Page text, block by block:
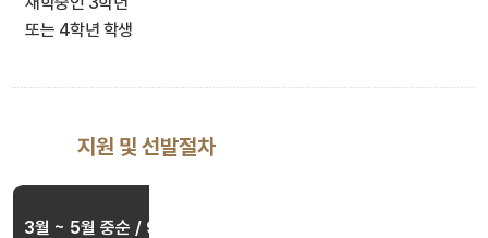
또는 4학년 학생
지원 및 선발절차
3월 ~ 5월 중순 / 9월 ~ 11월 중순